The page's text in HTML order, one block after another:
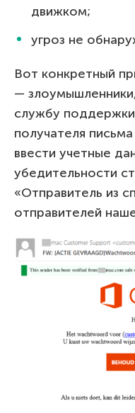
движком;
угроз не
Вот конкретный
—
службу
получателя
ввести учетные
убедительности
«Отправитель из
отправителей